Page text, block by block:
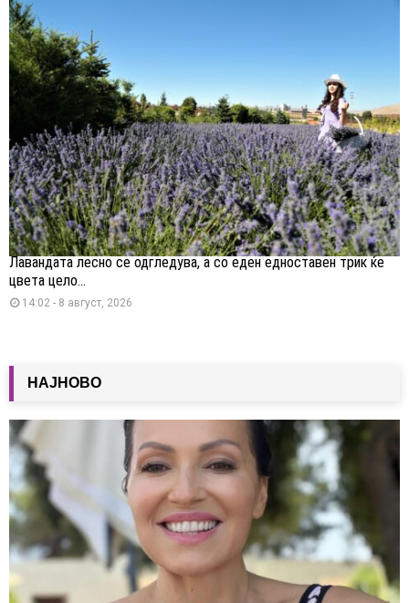
Лавандата лесно се одгледува, а со еден едноставен трик ќе
цвета цело...
14:02 - 8 август, 2026
НАЈНОВО